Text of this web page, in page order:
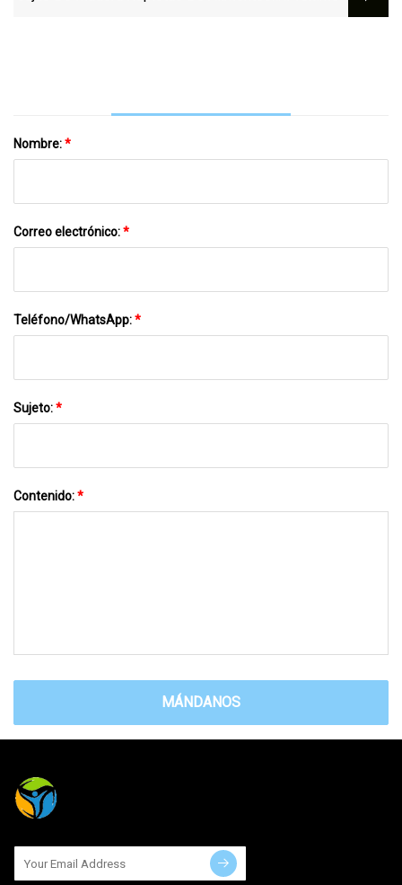
Nombre:*
Correo electrónico:*
Teléfono/WhatsApp:*
Sujeto:*
Contenido:*
MÁNDANOS